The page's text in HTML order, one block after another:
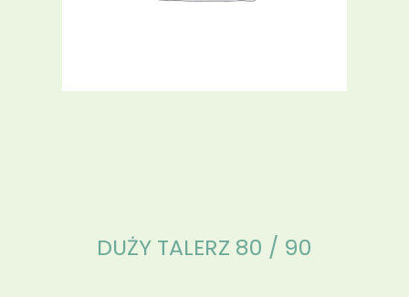
DUŻY TALERZ 80 / 90